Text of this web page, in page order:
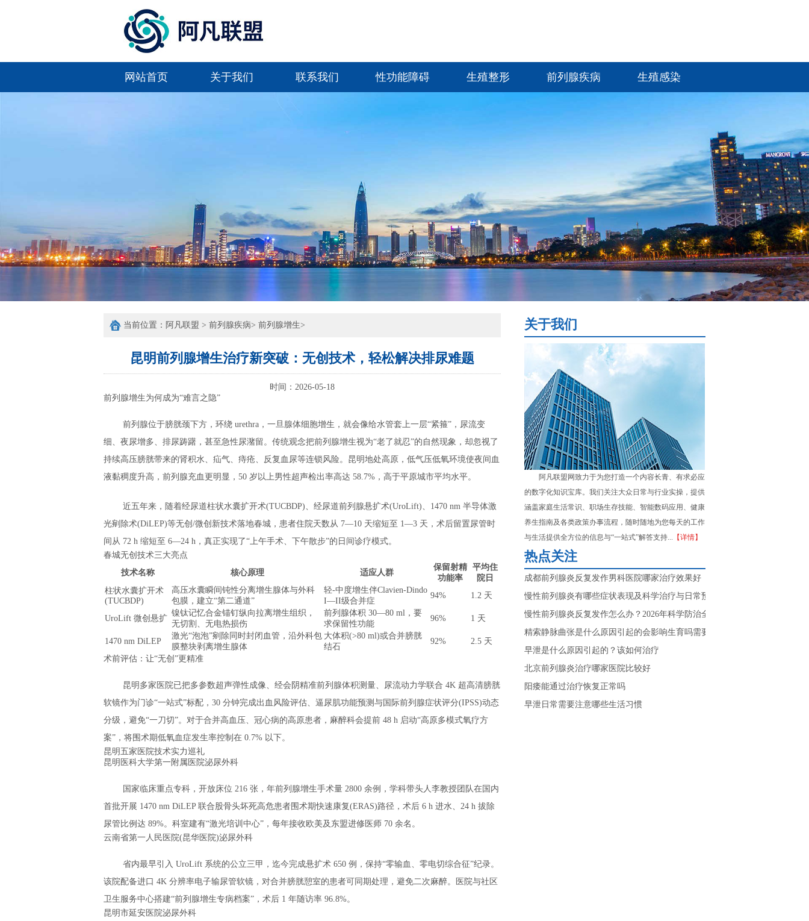
网站首页 关于我们 联系我们 性功能障碍 生殖整形 前列腺疾病 生殖感染
当前位置： 阿凡联盟 > 前列腺疾病> 前列腺增生>
昆明前列腺增生治疗新突破：无创技术，轻松解决排尿难题
时间：2026-05-18
前列腺增生为何成为“难言之隐”
前列腺位于膀胱颈下方，环绕 urethra，一旦腺体细胞增生，就会像给水管套上一层“紧箍”，尿流变
细、夜尿增多、排尿踌躇，甚至急性尿潴留。传统观念把前列腺增生视为“老了就忍”的自然现象，却忽视了
持续高压膀胱带来的肾积水、疝气、痔疮、反复血尿等连锁风险。昆明地处高原，低气压低氧环境使夜间血
液黏稠度升高，前列腺充血更明显，50 岁以上男性超声检出率高达 58.7%，高于平原城市平均水平。
近五年来，随着经尿道柱状水囊扩开术(TUCBDP)、经尿道前列腺悬扩术(UroLift)、1470 nm 半导体激
光剜除术(DiLEP)等无创/微创新技术落地春城，患者住院天数从 7—10 天缩短至 1—3 天，术后留置尿管时
间从 72 h 缩短至 6—24 h，真正实现了“上午手术、下午散步”的日间诊疗模式。
春城无创技术三大亮点
技术名称
核心原理 适应人群
保留射精
功能率
平均住
院日
柱状水囊扩开术
(TUCBDP)
高压水囊瞬间钝性分离增生腺体与外科
包膜，建立“第二通道”
轻-中度增生伴Clavien-Dindo
I—II级合并症
94% 1.2 天
UroLift 微创悬扩
镍钛记忆合金锚钉纵向拉离增生组织，
无切割、无电热损伤
前列腺体积 30—80 ml，要
求保留性功能
96% 1 天
1470 nm DiLEP
激光“泡泡”剜除同时封闭血管，沿外科包
膜整块剥离增生腺体
大体积(>80 ml)或合并膀胱
结石
92%
2.5 天
术前评估：让“无创”更精准
昆明多家医院已把多参数超声弹性成像、经会阴精准前列腺体积测量、尿流动力学联合 4K 超高清膀胱
软镜作为门诊“一站式”标配，30 分钟完成出血风险评估、逼尿肌功能预测与国际前列腺症状评分(IPSS)动态
分级，避免“一刀切”。对于合并高血压、冠心病的高原患者，麻醉科会提前 48 h 启动“高原多模式氧疗方
案”，将围术期低氧血症发生率控制在 0.7% 以下。
昆明五家医院技术实力巡礼
昆明医科大学第一附属医院泌尿外科
国家临床重点专科，开放床位 216 张，年前列腺增生手术量 2800 余例，学科带头人李教授团队在国内
首批开展 1470 nm DiLEP 联合股骨头坏死高危患者围术期快速康复(ERAS)路径，术后 6 h 进水、24 h 拔除
尿管比例达 89%。科室建有“激光培训中心”，每年接收欧美及东盟进修医师 70 余名。
云南省第一人民医院(昆华医院)泌尿外科
省内最早引入 UroLift 系统的公立三甲，迄今完成悬扩术 650 例，保持“零输血、零电切综合征”纪录。
该院配备进口 4K 分辨率电子输尿管软镜，对合并膀胱憩室的患者可同期处理，避免二次麻醉。医院与社区
卫生服务中心搭建“前列腺增生专病档案”，术后 1 年随访率 96.8%。
昆明市延安医院泌尿外科
关于我们
阿凡联盟网致力于为您打造一个内容长青、有求必应
的数字化知识宝库。我们关注大众日常与行业实操，提供
涵盖家庭生活常识、职场生存技能、智能数码应用、健康
养生指南及各类政策办事流程，随时随地为您每天的工作
与生活提供全方位的信息与“一站式”解答支持...
【详情】
热点关注
成都前列腺炎反复发作男科医院哪家治疗效果好
慢性前列腺炎有哪些症状表现及科学治疗与日常预防方法
慢性前列腺炎反复发作怎么办？2026年科学防治全攻略
精索静脉曲张是什么原因引起的会影响生育吗需要做哪些检查
早泄是什么原因引起的？该如何治疗
北京前列腺炎治疗哪家医院比较好
阳痿能通过治疗恢复正常吗
早泄日常需要注意哪些生活习惯